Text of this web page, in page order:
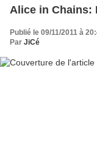
Alice in Chains:
Publié le 09/11/2011 à
Par JiCé